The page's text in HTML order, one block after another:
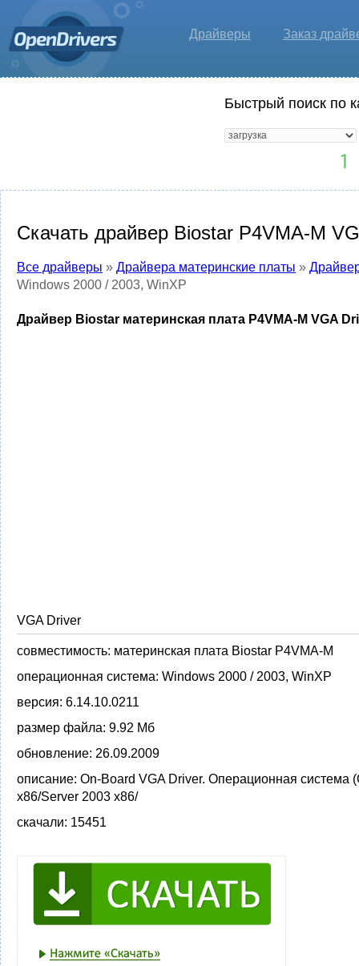
Драйверы Заказ
Быстрый поиск по
Скачать драйвер Biostar P4VMA-M
Все драйверы » Драйвера материнские платы »
Windows 2000 / 2003, WinXP
Драйвер Biostar материнская плата P4VMA-M VGA
VGA Driver
совместимость: материнская плата Biostar P4VMA-M
операционная система: Windows 2000 / 2003, WinXP
версия: 6.14.10.0211
размер файла: 9.92 Мб
обновление: 26.09.2009
описание: On-Board VGA Driver. Операционная система
x86/Server 2003 x86/
скачали: 15451